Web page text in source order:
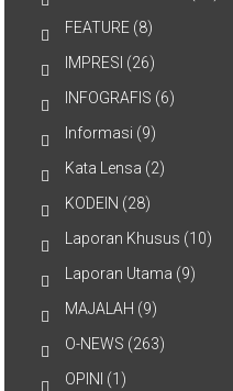
FEATURE (8)
IMPRESI (26)
INFOGRAFIS (6)
Informasi (9)
Kata Lensa (2)
KODEIN (28)
Laporan Khusus (10)
Laporan Utama (9)
MAJALAH (9)
O-NEWS (263)
OPINI (1)